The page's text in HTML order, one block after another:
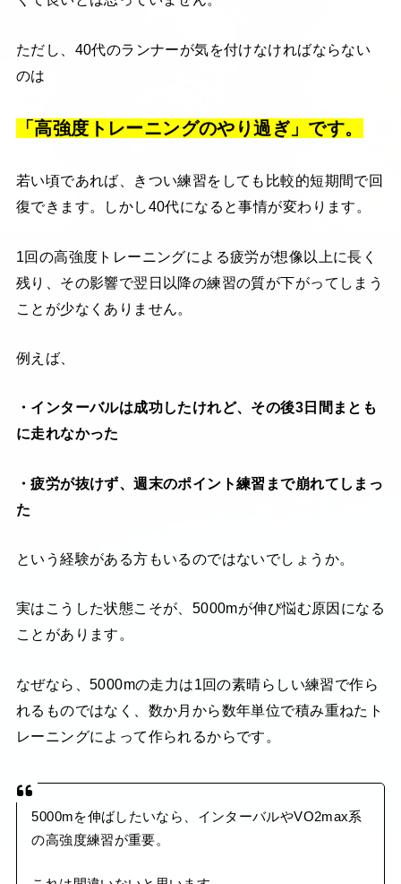
ただし、40代のランナーが気を付けなければならない
のは
「高強度トレーニングのやり過ぎ」です。
若い頃であれば、きつい練習をしても比較的短期間で回
復できます。しかし40代になると事情が変わります。
1回の高強度トレーニングによる疲労が想像以上に長く
残り、その影響で翌日以降の練習の質が下がってしまう
ことが少なくありません。
例えば、
・インターバルは成功したけれど、その後3日間まとも
に走れなかった
・疲労が抜けず、週末のポイント練習まで崩れてしまっ
た
という経験がある方もいるのではないでしょうか。
実はこうした状態こそが、5000mが伸び悩む原因になる
ことがあります。
なぜなら、5000mの走力は1回の素晴らしい練習で作ら
れるものではなく、数か月から数年単位で積み重ねたト
レーニングによって作られるからです。
5000mを伸ばしたいなら、インターバルやVO2max系
の高強度練習が重要。